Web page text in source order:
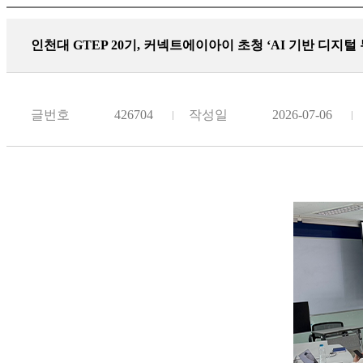
인천대 GTEP 20기, 커넥트에이아이 초청 ‘AI 기반 디지털
글번호 426704 작성일 2026-07-06